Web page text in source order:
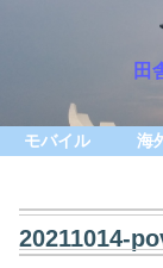
田
モバイル 海
20211014-